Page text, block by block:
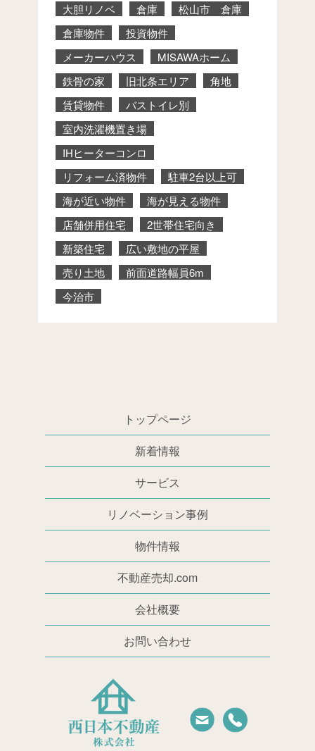
大胆リノベ
倉庫
松山市 倉庫
倉庫物件
投資物件
メーカーハウス
MISAWAホーム
鉄骨の家
旧北条エリア
角地
賃貸物件
バストイレ別
室内洗濯機置き場
IHヒーターコンロ
リフォーム済物件
駐車2台以上可
海が近い物件
海が見える物件
店舗併用住宅
2世帯住宅向き
新築住宅
広い敷地の平屋
売り土地
前面道路幅員6m
今治市
トップページ
新着情報
サービス
リノベーション事例
物件情報
不動産売却.com
会社概要
お問い合わせ